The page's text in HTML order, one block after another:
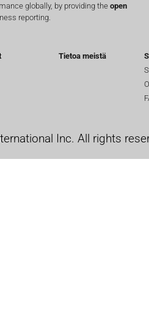
globally, by providing the open
reporting.
Tietoa meistä
Inc. All rights